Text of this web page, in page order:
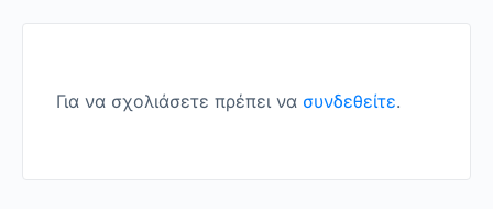
Για να σχολιάσετε πρέπει να συνδεθείτε.